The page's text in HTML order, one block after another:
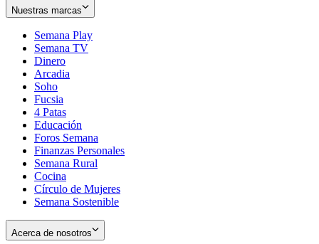
Nuestras marcas
Semana Play
Semana TV
Dinero
Arcadia
Soho
in
new
window
Fucsia
in
new
window
4 Patas
Educación
Foros Semana
Finanzas Personales
Semana Rural
Cocina
Círculo de Mujeres
Semana Sostenible
Acerca de nosotros